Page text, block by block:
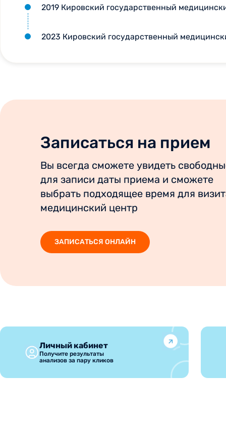
2019 Кировский государственный
2023 Кировский государственный
Записаться на прием
Вы всегда сможете увидеть
для записи даты приема и сможете
выбрать подходящее время для
медицинский центр
ЗАПИСАТЬСЯ ОНЛАЙН
Личный кабинет
Получите результаты
анализов за пару кликов